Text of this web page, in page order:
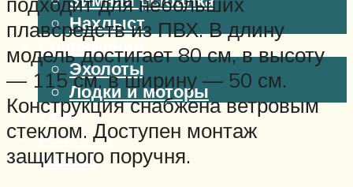
Нахлыст
Снаряжение
Эхолоты
Лодки и моторы
Узлы
Рецепты
Разное
плавсредств из ПВХ. В длину
модель достигает 80 см, в высоту
— 115 см, в ширину — 50 см.
Конструкция снабжена ветровым
стеклом. Доступен монтаж
защитного поручня.